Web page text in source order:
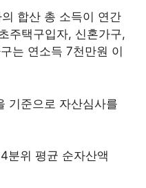
합산 총 소득이 연간
주택구입자, 신혼가구,
는 연소득 7천만원 이
기준으로 자산심사를
분위 평균 순자산액